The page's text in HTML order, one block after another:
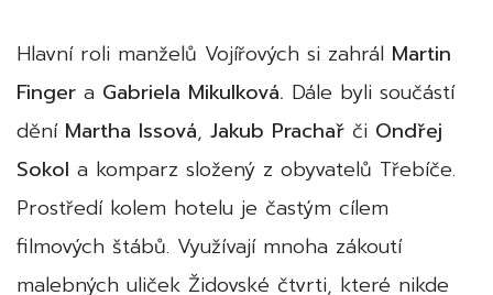
Hlavní roli manželů Vojířových si zahrál Martin
Finger a Gabriela Mikulková. Dále byli součástí
dění Martha Issová, Jakub Prachař či Ondřej
Sokol a komparz složený z obyvatelů Třebíče.
Prostředí kolem hotelu je častým cílem
filmových štábů. Využívají mnoha zákoutí
malebných uliček Židovské čtvrti, které nikde